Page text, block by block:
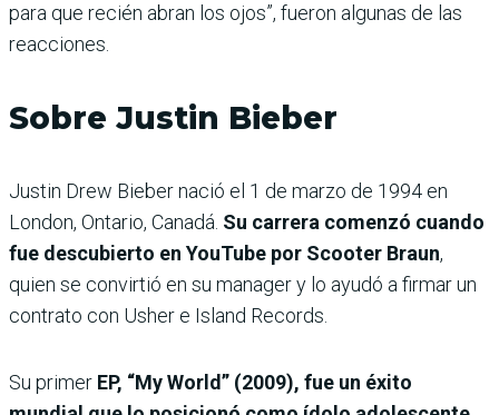
para que recién abran los ojos”, fueron algunas de las
reacciones.
Sobre Justin Bieber
Justin Drew Bieber nació el 1 de marzo de 1994 en
London, Ontario, Canadá. Su carrera comenzó cuando
fue descubierto en YouTube por Scooter Braun,
quien se convirtió en su manager y lo ayudó a firmar un
contrato con Usher e Island Records.
Su primer EP, “My World” (2009), fue un éxito